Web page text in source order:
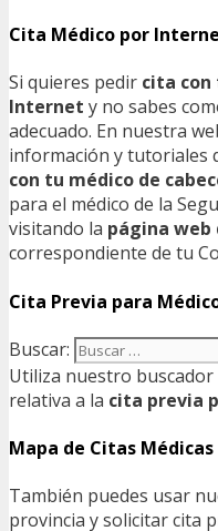
Cita Médico por
Si quieres pedir cita con
Internet y no sabes
adecuado. En nuestra
información y tutoriales
con tu médico de
para el médico de la
visitando la página web
correspondiente de tu
Cita Previa para
Buscar:
Utiliza nuestro
relativa a la cita previa
Mapa de Citas Médicas
También puedes usar
provincia y solicitar cita